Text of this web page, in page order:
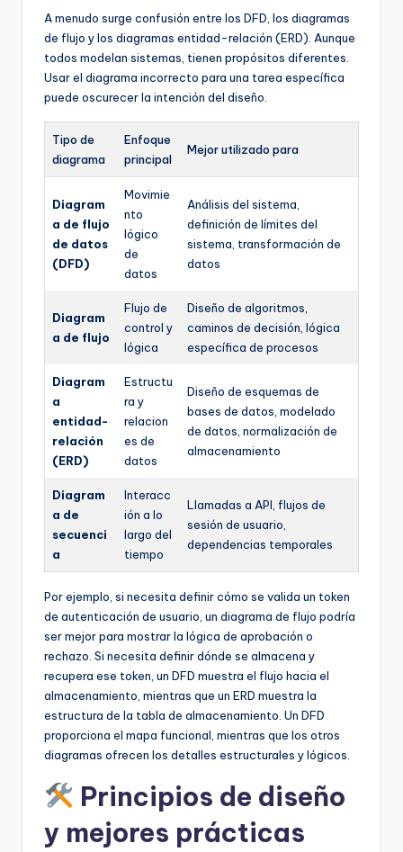
A menudo surge confusión entre los DFD, los diagramas
de flujo y los diagramas entidad-relación (ERD). Aunque
todos modelan sistemas, tienen propósitos diferentes.
Usar el diagrama incorrecto para una tarea específica
puede oscurecer la intención del diseño.
Tipo de
diagrama
Enfoque
principal
Mejor utilizado para
Diagram
a de flujo
de datos
(DFD)
Movimie
nto
lógico
de
datos
Análisis del sistema,
definición de límites del
sistema, transformación de
datos
Diagram
a de flujo
Flujo de
control y
lógica
Diseño de algoritmos,
caminos de decisión, lógica
específica de procesos
Diagram
a
entidad-
relación
(ERD)
Estructu
ra y
relacion
es de
datos
Diseño de esquemas de
bases de datos, modelado
de datos, normalización de
almacenamiento
Diagram
a de
secuenci
a
Interacc
ión a lo
largo del
tiempo
Llamadas a API, flujos de
sesión de usuario,
dependencias temporales
Por ejemplo, si necesita definir cómo se valida un token
de autenticación de usuario, un diagrama de flujo podría
ser mejor para mostrar la lógica de aprobación o
rechazo. Si necesita definir dónde se almacena y
recupera ese token, un DFD muestra el flujo hacia el
almacenamiento, mientras que un ERD muestra la
estructura de la tabla de almacenamiento. Un DFD
proporciona el mapa funcional, mientras que los otros
diagramas ofrecen los detalles estructurales y lógicos.
Principios de diseño
y mejores prácticas